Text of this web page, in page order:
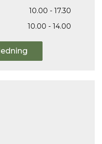
10.00 - 17.30
10.00 - 14.00